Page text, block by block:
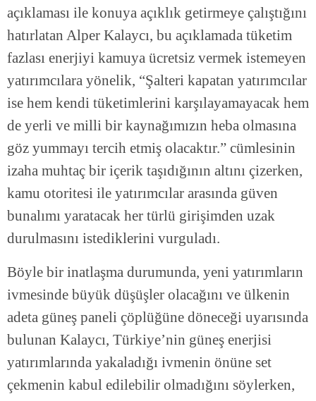
açıklaması ile konuya açıklık getirmeye çalıştığını
hatırlatan Alper Kalaycı, bu açıklamada tüketim
fazlası enerjiyi kamuya ücretsiz vermek istemeyen
yatırımcılara yönelik, “Şalteri kapatan yatırımcılar
ise hem kendi tüketimlerini karşılayamayacak hem
de yerli ve milli bir kaynağımızın heba olmasına
göz yummayı tercih etmiş olacaktır.” cümlesinin
izaha muhtaç bir içerik taşıdığının altını çizerken,
kamu otoritesi ile yatırımcılar arasında güven
bunalımı yaratacak her türlü girişimden uzak
durulmasını istediklerini vurguladı.
Böyle bir inatlaşma durumunda, yeni yatırımların
ivmesinde büyük düşüşler olacağını ve ülkenin
adeta güneş paneli çöplüğüne döneceği uyarısında
bulunan Kalaycı, Türkiye’nin güneş enerjisi
yatırımlarında yakaladığı ivmenin önüne set
çekmenin kabul edilebilir olmadığını söylerken,